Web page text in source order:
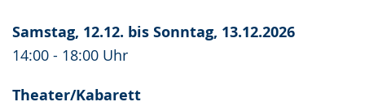
Samstag, 12.12. bis Sonntag, 13.12.2026
14:00 - 18:00 Uhr
Theater/Kabarett